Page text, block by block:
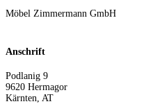
Möbel Zimmermann GmbH
Anschrift
Podlanig 9
9620 Hermagor
Kärnten AT